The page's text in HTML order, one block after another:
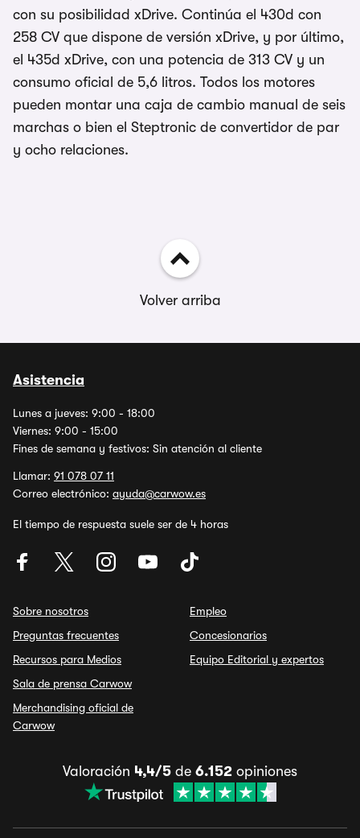
con su posibilidad xDrive. Continúa el 430d con
258 CV que dispone de versión xDrive, y por último,
el 435d xDrive, con una potencia de 313 CV y un
consumo oficial de 5,6 litros. Todos los motores
pueden montar una caja de cambio manual de seis
marchas o bien el Steptronic de convertidor de par
y ocho relaciones.
Volver arriba
Asistencia
Lunes a jueves: 9:00 - 18:00
Viernes: 9:00 - 15:00
Fines de semana y festivos: Sin atención al cliente
Llamar: 91 078 07 11
Correo electrónico: ayuda@carwow.es
El tiempo de respuesta suele ser de 4 horas
Sobre nosotros
Preguntas frecuentes
Recursos para Medios
Sala de prensa Carwow
Merchandising oficial de
Carwow
Empleo
Concesionarios
Equipo Editorial y expertos
Valoración 4,4/5 de 6.152 opiniones